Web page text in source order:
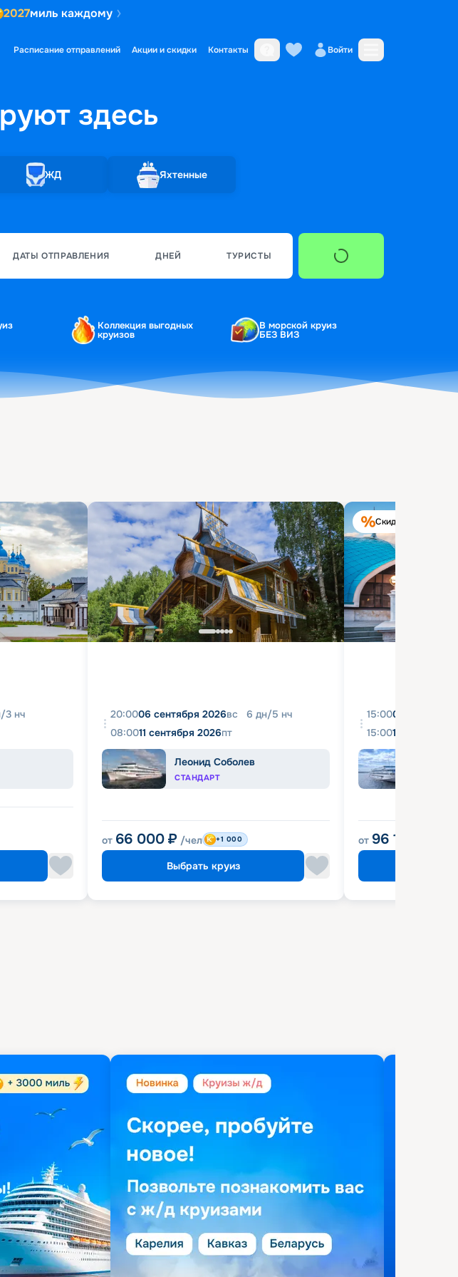
2027миль каждому
Расписание отправлений Акции и скидки Контакты Войти
здесь
ЖД Яхтенные
ДАТЫ ОТПРАВЛЕНИЯ ДНЕЙ ТУРИСТЫ
Коллекция выгодных
круизов
В морской круиз
БЕЗ ВИЗ
/3 нч
20:0006 сентября 2026вс 6 дн/5 нч
08:0011 сентября 2026пт
Леонид Соболев
СТАНДАРТ
от 66 000 ₽ /чел +1 000
Выбрать круиз
Скидка на круиз
15:0008 августа
15:0018 августа
от 96 120